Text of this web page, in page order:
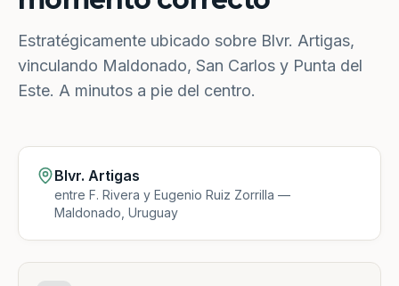
Estratégicamente ubicado sobre Blvr. Artigas,
vinculando Maldonado, San Carlos y Punta del
Este. A minutos a pie del centro.
Blvr. Artigas
entre F. Rivera y Eugenio Ruiz Zorrilla —
Maldonado, Uruguay